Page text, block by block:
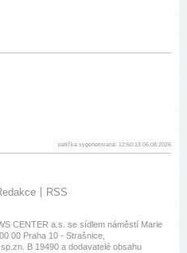
patička vygenerovaná: 12:50:13 06.08.2026
RSS
CENTER a.s. se sídlem náměstí Marie
00 Praha 10 - Strašnice,
B 19490 a dodavatelé obsahu